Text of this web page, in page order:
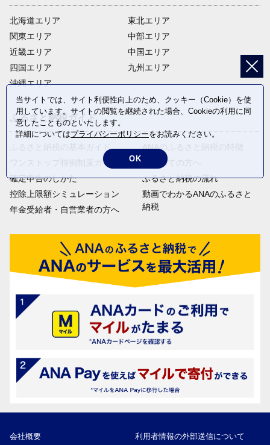
北海道エリア
関東エリア
近畿エリア
四国エリア
沖縄エリア
東北エリア
中部エリア
中国エリア
九州エリア
ふるさと納税ガイド
ふるさと納税の基本ガイド
ワンストップ特例制度ガイド
確定申告のしかた
控除上限額シミュレーション
年金受給者・自営業者の方へ
ANAのふるさと納税の特徴
はじめての方へ
ふるさと納税の流れ
動画でわかるANAのふるさと
納税
会社概要 利用者情報の外部送信について
当サイトでは、サイト利便性向上のため、クッキー（Cookie）を使
用しています。サイトの閲覧を継続された場合、Cookieの利用に同
意したことものといたします。
詳細についてはプライバシーポリシーをお読みください。
OK